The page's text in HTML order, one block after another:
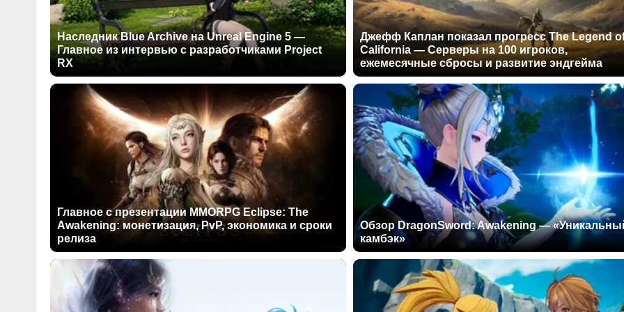
Наследник Blue Archive на Unreal Engine 5 —
Главное из интервью с разработчиками Project
RX
Джефф Каплан показал прогресс The Legend
California — Серверы на 100 игроков,
ежемесячные сбросы и развитие эндгейма
Главное с презентации MMORPG Eclipse: The
Awakening: монетизация, PvP, экономика и сроки
релиза
Обзор DragonSword: Awakening —
камбэк»